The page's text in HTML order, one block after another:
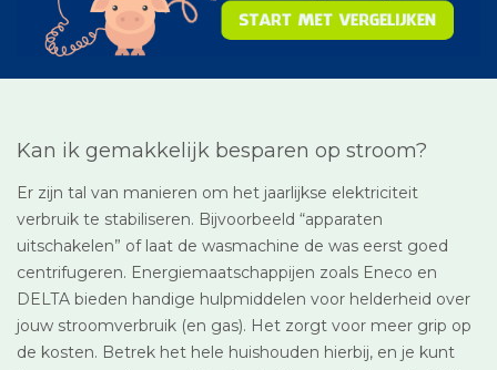
Kan ik gemakkelijk besparen op stroom?
Er zijn tal van manieren om het jaarlijkse elektriciteit
verbruik te stabiliseren. Bijvoorbeeld “apparaten
uitschakelen” of laat de wasmachine de was eerst goed
centrifugeren. Energiemaatschappijen zoals Eneco en
DELTA bieden handige hulpmiddelen voor helderheid over
jouw stroomverbruik (en gas). Het zorgt voor meer grip op
de kosten. Betrek het hele huishouden hierbij, en je kunt